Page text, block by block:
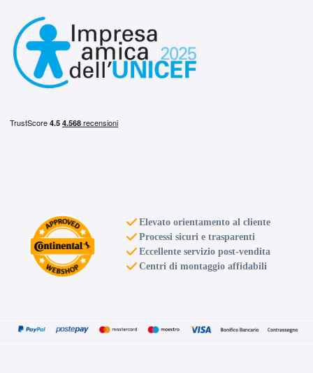
Elevato orientamento al cliente
Processi sicuri e trasparenti
Eccellente servizio post-vendita
Centri di montaggio affidabili